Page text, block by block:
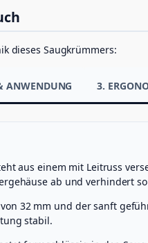
dieses Saugkrümmers:
ANWENDUNG 3.
aus einem mit Leitruss
ab und verhindert
32 mm und der sanft
stabil.